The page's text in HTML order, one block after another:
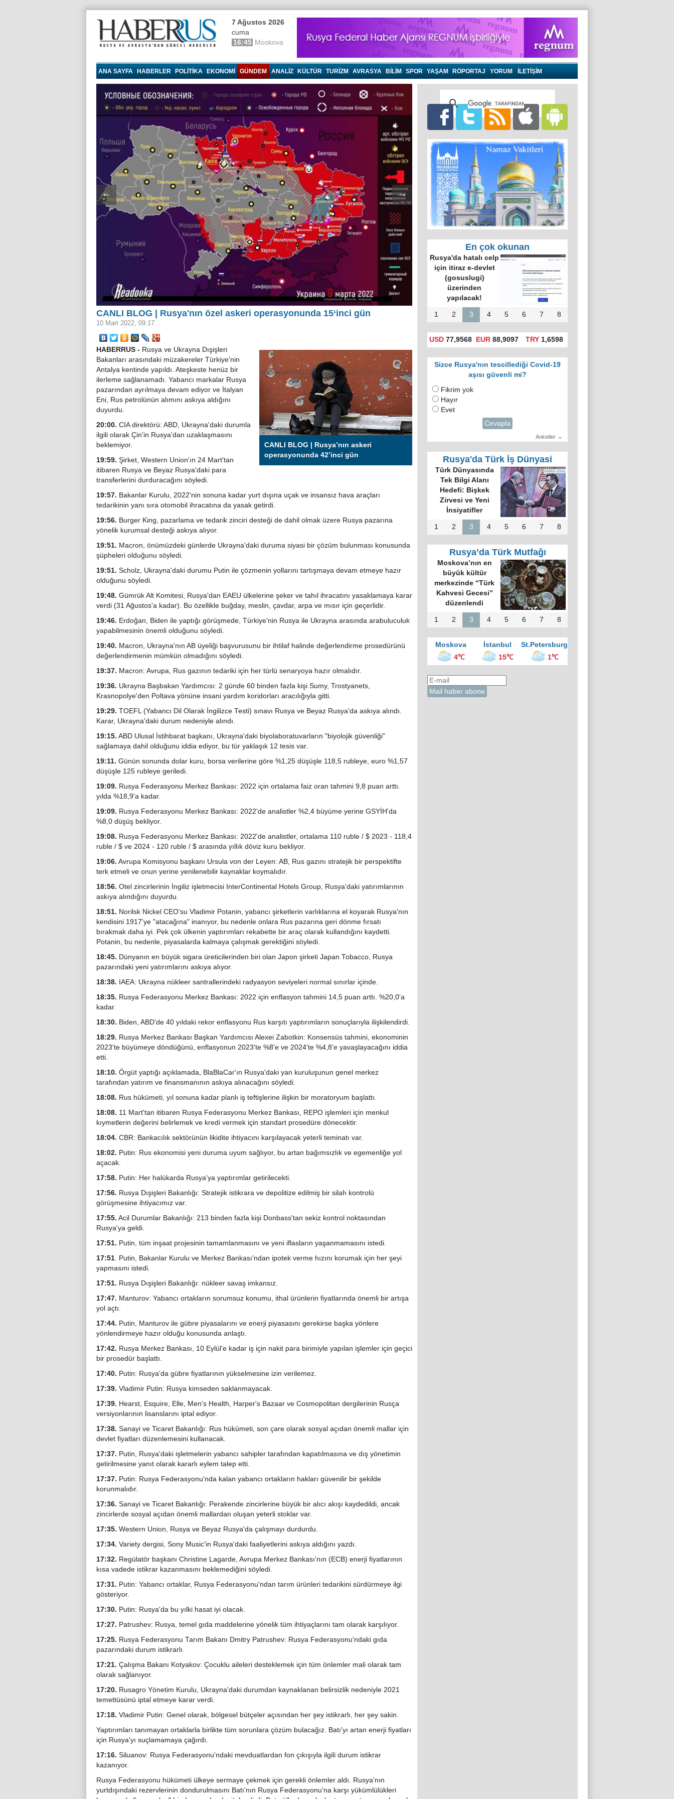
7 Ağustos 2026
cuma
16:45 Moskova
ANA SAYFA HABERLER POLITIKA EKONOMI GÜNDEM ANALIZ KÜLTÜR TURIZM AVRASYA BILIM SPOR YAŞAM RÖPORTAJ YORUM İLETİŞİM
← →
CANLI BLOG | Rusya'nın özel askeri operasyonunda 15‘inci gün
10 Mart 2022, 09:17
CANLI BLOG | Rusya’nın askeri
operasyonunda 42’inci gün
HABERRUS - Rusya ve Ukrayna Dışişleri
Bakanları arasındaki müzakereler Türkiye'nin
Antalya kentinde yapıldı. Ateşkeste henüz bir
ilerleme sağlanamadı. Yabancı markalar Rusya
pazarından ayrılmaya devam ediyor ve İtalyan
Eni, Rus petrolünün alımını askıya aldığını
duyurdu.
20:00. CIA direktörü: ABD, Ukrayna'daki durumla
ilgili olarak Çin'in Rusya'dan uzaklaşmasını
beklemiyor.
19:59. Şirket, Western Union'ın 24 Mart'tan
itibaren Rusya ve Beyaz Rusya'daki para
transferlerini durduracağını söyledi.
19:57. Bakanlar Kurulu, 2022'nin sonuna kadar yurt dışına uçak ve insansız hava araçları
tedarikinin yanı sıra otomobil ihracatına da yasak getirdi.
19:56. Burger King, pazarlama ve tedarik zinciri desteği de dahil olmak üzere Rusya pazarına
yönelik kurumsal desteği askıya alıyor.
19:51. Macron, önümüzdeki günlerde Ukrayna'daki duruma siyasi bir çözüm bulunması konusunda
şüpheleri olduğunu söyledi.
19:51. Scholz, Ukrayna'daki durumu Putin ile çözmenin yollarını tartışmaya devam etmeye hazır
olduğunu söyledi.
19:48. Gümrük Alt Komitesi, Rusya'dan EAEU ülkelerine şeker ve tahıl ihracatını yasaklamaya karar
verdi (31 Ağustos'a kadar). Bu özellikle buğday, meslin, çavdar, arpa ve mısır için geçerlidir.
19:46. Erdoğan, Biden ile yaptığı görüşmede, Türkiye'nin Rusya ile Ukrayna arasında arabuluculuk
yapabilmesinin önemli olduğunu söyledi.
19:40. Macron, Ukrayna'nın AB üyeliği başvurusunu bir ihtilaf halinde değerlendirme prosedürünü
değerlendirmenin mümkün olmadığını söyledi.
19:37. Macron: Avrupa, Rus gazının tedariki için her türlü senaryoya hazır olmalıdır.
19:36. Ukrayna Başbakan Yardımcısı: 2 günde 60 binden fazla kişi Sumy, Trostyanets,
Krasnopolye'den Poltava yönüne insani yardım koridorları aracılığıyla gitti.
19:29. TOEFL (Yabancı Dil Olarak İngilizce Testi) sınavı Rusya ve Beyaz Rusya'da askıya alındı.
Karar, Ukrayna'daki durum nedeniyle alındı.
19:15. ABD Ulusal İstihbarat başkanı, Ukrayna'daki biyolaboratuvarların "biyolojik güvenliği"
sağlamaya dahil olduğunu iddia ediyor, bu tür yaklaşık 12 tesis var.
19:11. Günün sonunda dolar kuru, borsa verilerine göre %1,25 düşüşle 118,5 rubleye, euro %1,57
düşüşle 125 rubleye geriledi.
19:09. Rusya Federasyonu Merkez Bankası: 2022 için ortalama faiz oran tahmini 9,8 puan arttı.
yılda %18,9'a kadar.
19:09. Rusya Federasyonu Merkez Bankası: 2022'de analistler %2,4 büyüme yerine GSYİH'da
%8,0 düşüş bekliyor.
19:08. Rusya Federasyonu Merkez Bankası: 2022'de analistler, ortalama 110 ruble / $ 2023 - 118,4
ruble / $ ve 2024 - 120 ruble / $ arasında yıllık döviz kuru bekliyor.
19:06. Avrupa Komisyonu başkanı Ursula von der Leyen: AB, Rus gazını stratejik bir perspektifte
terk etmeli ve onun yerine yenilenebilir kaynaklar koymalıdır.
18:56. Otel zincirlerinin İngiliz işletmecisi InterContinental Hotels Group, Rusya'daki yatırımlarının
askıya alındığını duyurdu.
18:51. Norilsk Nickel CEO'su Vladimir Potanin, yabancı şirketlerin varlıklarına el koyarak Rusya'nın
kendisini 1917'ye "atacağına" inanıyor, bu nedenle onlara Rus pazarına geri dönme fırsatı
bırakmak daha iyi. Pek çok ülkenin yaptırımları rekabette bir araç olarak kullandığını kaydetti.
Potanin, bu nedenle, piyasalarda kalmaya çalışmak gerektiğini söyledi.
18:45. Dünyanın en büyük sigara üreticilerinden biri olan Japon şirketi Japan Tobacco, Rusya
pazarındaki yeni yatırımlarını askıya alıyor.
18:38. IAEA: Ukrayna nükleer santrallerindeki radyasyon seviyeleri normal sınırlar içinde.
18:35. Rusya Federasyonu Merkez Bankası: 2022 için enflasyon tahmini 14,5 puan arttı. %20,0'a
kadar.
18:30. Biden, ABD'de 40 yıldaki rekor enflasyonu Rus karşıtı yaptırımların sonuçlarıyla ilişkilendirdi.
18:29. Rusya Merkez Bankası Başkan Yardımcısı Alexei Zabotkin: Konsensüs tahmini, ekonominin
2023'te büyümeye döndüğünü, enflasyonun 2023'te %8'e ve 2024'te %4,8'e yavaşlayacağını iddia
etti.
18:10. Örgüt yaptığı açıklamada, BlaBlaCar'ın Rusya'daki yan kuruluşunun genel merkez
tarafından yatırım ve finansmanının askıya alınacağını söyledi.
18:08. Rus hükümeti, yıl sonuna kadar planlı iş teftişlerine ilişkin bir moratoryum başlattı.
18:08. 11 Mart'tan itibaren Rusya Federasyonu Merkez Bankası, REPO işlemleri için menkul
kıymetlerin değerini belirlemek ve kredi vermek için standart prosedüre dönecektir.
18:04. CBR: Bankacılık sektörünün likidite ihtiyacını karşılayacak yeterli teminatı var.
18:02. Putin: Rus ekonomisi yeni duruma uyum sağlıyor, bu artan bağımsızlık ve egemenliğe yol
açacak.
17:58. Putin: Her halükarda Rusya'ya yaptırımlar getirilecekti.
17:56. Rusya Dışişleri Bakanlığı: Stratejik istikrara ve depolitize edilmiş bir silah kontrolü
görüşmesine ihtiyacımız var.
17:55. Acil Durumlar Bakanlığı: 213 binden fazla kişi Donbass'tan sekiz kontrol noktasından
Rusya'ya geldi.
17:51. Putin, tüm inşaat projesinin tamamlanmasını ve yeni iflasların yaşanmamasını istedi.
17:51 . Putin, Bakanlar Kurulu ve Merkez Bankası'ndan ipotek verme hızını korumak için her şeyi
yapmasını istedi.
17:51. Rusya Dışişleri Bakanlığı: nükleer savaş imkansız.
17:47. Manturov: Yabancı ortakların sorumsuz konumu, ithal ürünlerin fiyatlarında önemli bir artışa
yol açtı.
17:44. Putin, Manturov ile gübre piyasalarını ve enerji piyasasını gerekirse başka yönlere
yönlendirmeye hazır olduğu konusunda anlaştı.
17:42. Rusya Merkez Bankası, 10 Eylül'e kadar iş için nakit para birimiyle yapılan işlemler için geçici
bir prosedür başlattı.
17:40. Putin: Rusya'da gübre fiyatlarının yükselmesine izin verilemez.
17:39. Vladimir Putin: Rusya kimseden saklanmayacak.
17:39. Hearst, Esquire, Elle, Men's Health, Harper's Bazaar ve Cosmopolitan dergilerinin Rusça
versiyonlarının lisanslarını iptal ediyor.
17:38. Sanayi ve Ticaret Bakanlığı: Rus hükümeti, son çare olarak sosyal açıdan önemli mallar için
devlet fiyatları düzenlemesini kullanacak.
17:37. Putin, Rusya'daki işletmelerin yabancı sahipler tarafından kapatılmasına ve dış yönetimin
getirilmesine yanıt olarak kararlı eylem talep etti.
17:37. Putin: Rusya Federasyonu'nda kalan yabancı ortakların hakları güvenilir bir şekilde
korunmalıdır.
17:36. Sanayi ve Ticaret Bakanlığı: Perakende zincirlerine büyük bir alıcı akışı kaydedildi, ancak
zincirlerde sosyal açıdan önemli mallardan oluşan yeterli stoklar var.
17:35. Western Union, Rusya ve Beyaz Rusya'da çalışmayı durdurdu.
17:34. Variety dergisi, Sony Music'in Rusya'daki faaliyetlerini askıya aldığını yazdı.
17:32. Regülatör başkanı Christine Lagarde, Avrupa Merkez Bankası'nın (ECB) enerji fiyatlarının
kısa vadede istikrar kazanmasını beklemediğini söyledi.
17:31. Putin: Yabancı ortaklar, Rusya Federasyonu'ndan tarım ürünleri tedarikini sürdürmeye ilgi
gösteriyor.
17:30. Putin: Rusya'da bu yılki hasat iyi olacak.
17:27. Patrushev: Rusya, temel gıda maddelerine yönelik tüm ihtiyaçlarını tam olarak karşılıyor.
17:25. Rusya Federasyonu Tarım Bakanı Dmitry Patrushev: Rusya Federasyonu'ndaki gıda
pazarındaki durum istikrarlı.
17:21. Çalışma Bakanı Kotyakov: Çocuklu aileleri desteklemek için tüm önlemler mali olarak tam
olarak sağlanıyor.
17:20. Rusagro Yönetim Kurulu, Ukrayna'daki durumdan kaynaklanan belirsizlik nedeniyle 2021
temettüsünü iptal etmeye karar verdi.
17:18. Vladimir Putin: Genel olarak, bölgesel bütçeler açısından her şey istikrarlı, her şey sakin.
Yaptırımları tanımayan ortaklarla birlikte tüm sorunlara çözüm bulacağız. Batı'yı artan enerji fiyatları
için Rusya'yı suçlamamaya çağırdı.
17:16. Siluanov: Rusya Federasyonu'ndaki mevduatlardan fon çıkışıyla ilgili durum istikrar
kazanıyor.
Rusya Federasyonu hükümeti ülkeye sermaye çekmek için gerekli önlemler aldı. Rusya'nın
yurtdışındaki rezervlerinin dondurulmasını Batı'nın Rusya Federasyonu'na karşı yükümlülükleri
En çok okunan
Çin, Rusya’nın
aradığı müttefik
oldu mu?
1 2 3 4 5 6 7 8
USD 77,9568 EUR 88,9097 TRY1,6598
Sizce Rusya'nın tescillediği Covid-19
aşısı güvenli mi?
Fikrim yok
Hayır
Evet
Cevapla
Anketler →
Rusya'da Türk İş Dünyasi
Türk Dünyası 34
Harfli Ortak Alfabe
Üzerinde Uzlaşı
Sağlandı
1 2 3 4 5 6 7 8
Rusya’da Türk Mutfağı
Rus gazete:
Kokoreç İstanbul
sokak mutfağının
kralı
1 2 3 4 5 6 7 8
Moskova İstanbul
St.Petersburg
4℃
15℃ 1℃